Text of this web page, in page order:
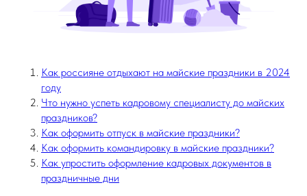
Как россияне отдыхают на майские праздники в 2024
году
Что нужно успеть кадровому специалисту до майских
праздников?
Как оформить отпуск в майские праздники?
Как оформить командировку в майские праздники?
Как упростить оформление кадровых документов в
праздничные дни